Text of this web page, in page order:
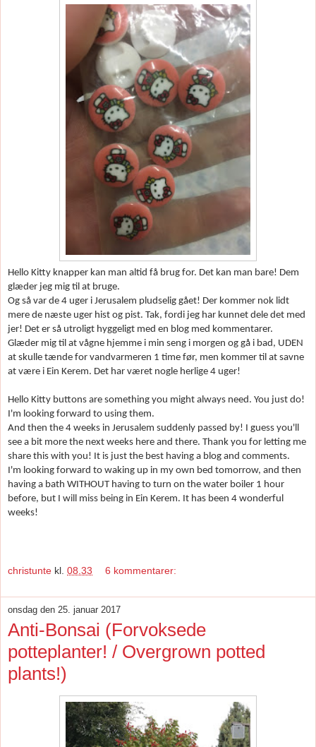
Hello Kitty knapper kan man altid få brug for. Det kan man bare! Dem
gl æder jeg mig til at bruge.
Og så var de 4 uger i Jerusalem pludselig gået! Der kommer nok lidt
mere de næste uger hist og pist. Tak, fordi jeg har kunnet dele det med
jer! Det er så utroligt hyggeligt med en blog med kommentarer.
Gl æder mig til at vågne hjemme i min seng i morgen og gå i bad, UDEN
at skulle tænde for vandvarmeren 1 time før, men kommer til at savne
at være i Ein Kerem. Det har været nogle herlige 4 uger!
Hello Kitty buttons are something you might always need. You just do!
I'm looking forward to using them.
And then the 4 weeks in Jerusalem suddenly passed by! I guess you'll
see a bit more the next weeks here and there. Thank you for letting me
share this with you! It is just the best having a blog and comments.
I'm looking forward to waking up in my own bed tomorrow, and then
having a bath WITHOUT having to turn on the water boiler 1 hour
before, but I will miss being in Ein Kerem. It has been 4 wonderful
weeks!
christunte kl. 08.33 6 kommentarer:
onsdag den 25. januar 2017
Anti-Bonsai (Forvoksede
potteplanter! / Overgrown potted
plants!)